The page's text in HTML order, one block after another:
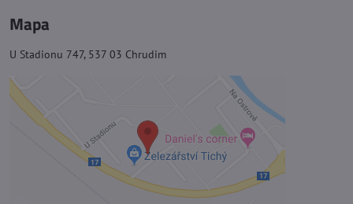
Mapa
U Stadionu 747, 537 03 Chrudim